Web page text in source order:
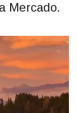
Mercado.